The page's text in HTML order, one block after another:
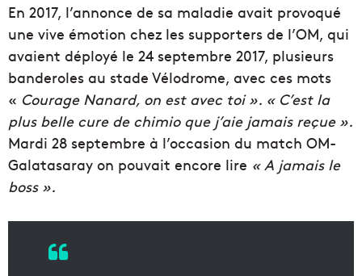
En 2017, l’annonce de sa maladie avait provoqué
une vive émotion chez les supporters de l’OM, qui
avaient déployé le 24 septembre 2017, plusieurs
banderoles au stade Vélodrome, avec ces mots
« Courage Nanard, on est avec toi ». « C’est la
plus belle cure de chimio que j’aie jamais reçue ».
Mardi 28 septembre à l’occasion du match OM-
Galatasaray on pouvait encore lire « A jamais le
boss ».